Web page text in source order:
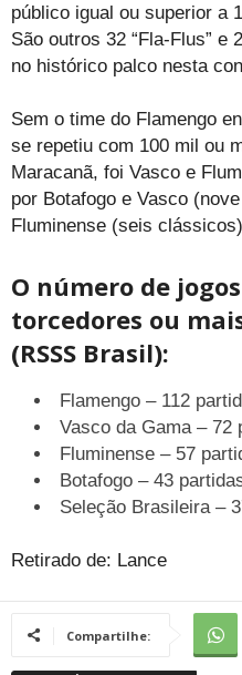
público igual ou superior a
São outros 32 “Fla-Flus” e
no histórico palco nesta
Sem o time do Flamengo
se repetiu com 100 mil ou
Maracanã, foi Vasco e
por Botafogo e Vasco
Fluminense (seis
O número de
torcedores ou
(RSSS Brasil):
Flamengo – 112
Vasco da Gama – 72
Fluminense – 57
Botafogo – 43
Seleção Brasileira –
Retirado de: Lance
Compartilhe: